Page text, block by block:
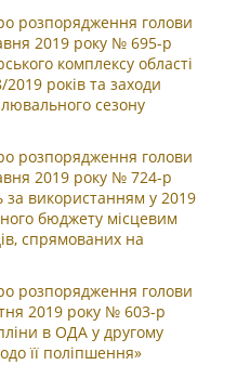
розпорядження голови
2019 року № 695-р
комплексу області
років та заходи
сезону
розпорядження голови
2019 року № 724-р
за використанням у 2019
бюджету місцевим
спрямованих на
розпорядження голови
2019 року № 603-р
в ОДА у другому
її поліпшення»